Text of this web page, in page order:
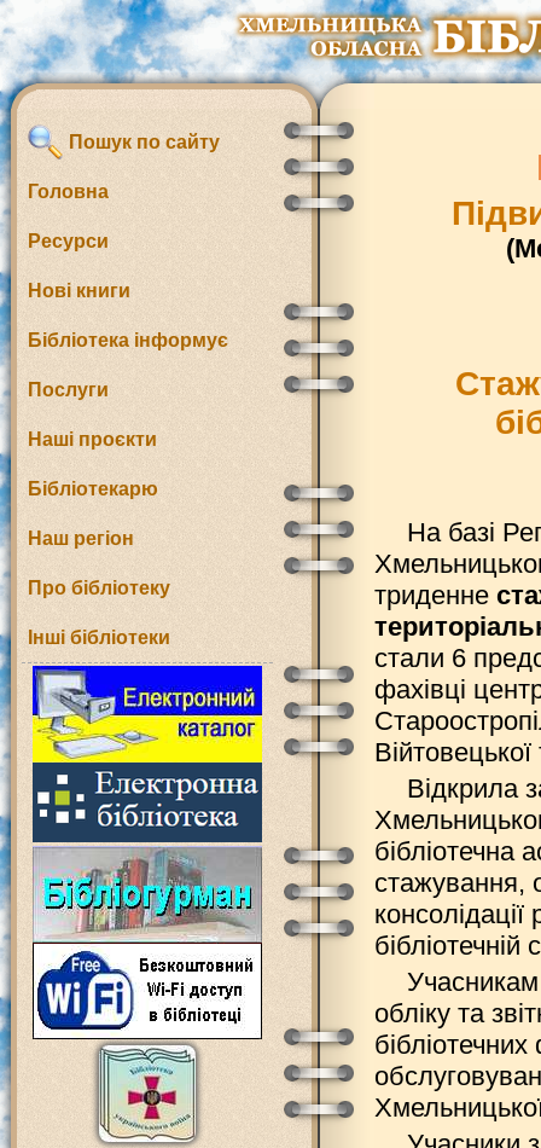
Пошук по сайту
Головна
Ресурси
Нові книги
Бібліотека інформує
Послуги
Наші проєкти
Бібліотекарю
Наш регіон
Про бібліотеку
Інші бібліотеки
На базі
триденне
стали 6
фахівці
Відкрила
бібліотечна
стажування,
консолідації
бібліотечній
Учасникам
обліку та